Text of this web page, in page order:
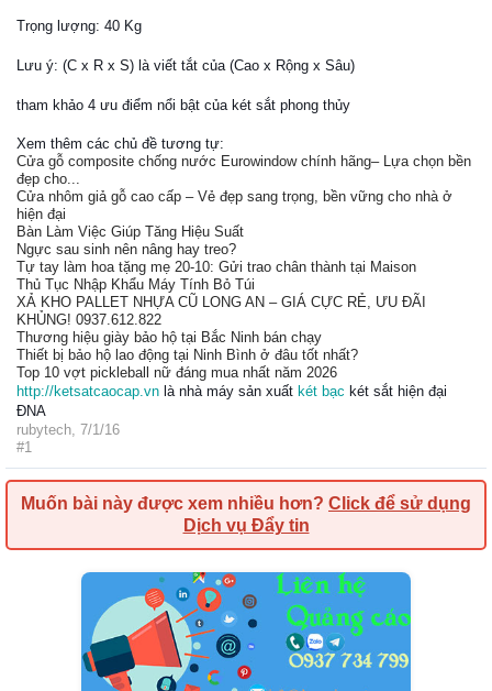
Trọng lượng: 40 Kg
Lưu ý: (C x R x S) là viết tắt của (Cao x Rộng x Sâu)
tham khảo 4 ưu điểm nổi bật của két sắt phong thủy
Xem thêm các chủ đề tương tự:
Cửa gỗ composite chống nước Eurowindow chính hãng– Lựa chọn bền
đẹp cho...
Cửa nhôm giả gỗ cao cấp – Vẻ đẹp sang trọng, bền vững cho nhà ở
hiện đại
Bàn Làm Việc Giúp Tăng Hiệu Suất
Ngực sau sinh nên nâng hay treo?
Tự tay làm hoa tặng mẹ 20-10: Gửi trao chân thành tại Maison
Thủ Tục Nhập Khẩu Máy Tính Bỏ Túi
XẢ KHO PALLET NHỰA CŨ LONG AN – GIÁ CỰC RẺ, ƯU ĐÃI
KHỦNG! 0937.612.822
Thương hiệu giày bảo hộ tại Bắc Ninh bán chạy
Thiết bị bảo hộ lao động tại Ninh Bình ở đâu tốt nhất?
Top 10 vợt pickleball nữ đáng mua nhất năm 2026
http://ketsatcaocap.vn là nhà máy sản xuất két bạc két sắt hiện đại
ĐNA
rubytech, 7/1/16
#1
Muốn bài này được xem nhiều hơn? Click để sử dụng
Dịch vụ Đẩy tin